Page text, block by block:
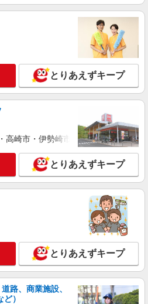
舗スタッフ（接客・調理・清掃な
円 ※22:00〜翌5:00：時給1,600円 ※
1,150円 ※早朝手当（5:00〜9:00）時給
千葉市花見川区幕張町5-417-207
詳細を見る
ホールスタッフ
円〜 ☆土日祝は時給50円UP!! ☆22時
％UP（深夜割増有）
葉市花見川区武石町１－１５４－１
詳細を見る
タッフ
上勤務（社保加入
時給1,250円
葉市花見川区朝日ヶ丘2丁目5-2
とりあえずキープ
高崎市・伊勢崎市・太田市・館林市
とりあえずキープ
とりあえずキープ
路、商業施設、
）